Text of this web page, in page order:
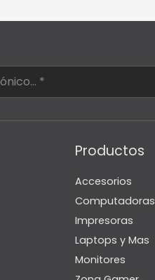
Productos
Accesorios
Computadoras
Impresoras
Laptops y Mas
Monitores